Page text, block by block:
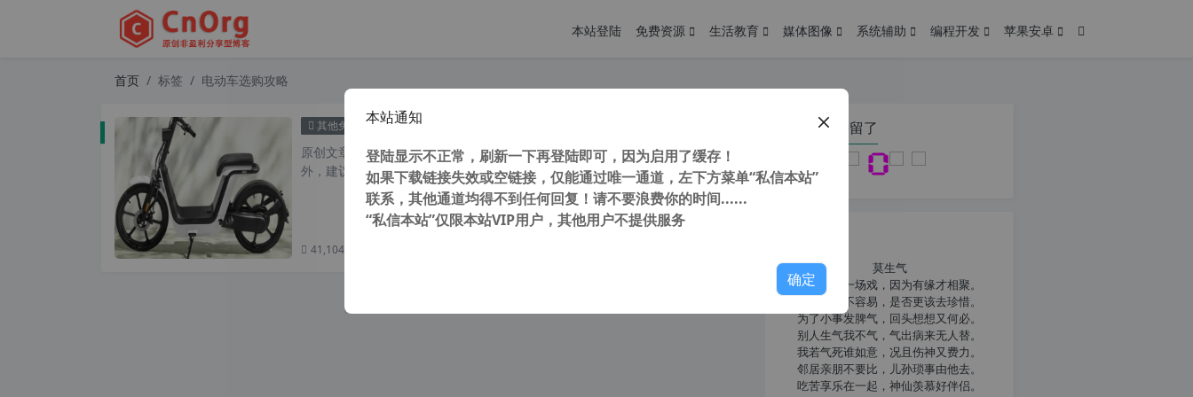
本站登陆 免费资源 生活教育 媒体图像 系统辅助 编程开发 苹果安卓
首页 标签 电动车选购攻略
其他免费 电动两轮车选购之我见，速度续航，你想要的这里都有！
原创文章，转载请注明： 转载自 cnorg.12hp.de 注意： 由于网站空间位于国
外，建议避开晚上的访问高...
41,104 次浏览
您在本页停留了
莫生气
人生就像一场戏，因为有缘才相聚。
相扶到老不容易，是否更该去珍惜。
为了小事发脾气，回头想想又何必。
别人生气我不气，气出病来无人替。
我若气死谁如意，况且伤神又费力。
邻居亲朋不要比，儿孙琐事由他去。
吃苦享乐在一起，神仙羡慕好伴侣。
本站通知
登陆显示不正常，刷新一下再登陆即可，因为启用了缓存！
如果下载链接失效或空链接，仅能通过唯一通道，左下方菜单“私信本站”
联系，其他通道均得不到任何回复！请不要浪费你的时间......
“私信本站”仅限本站VIP用户，其他用户不提供服务
确定